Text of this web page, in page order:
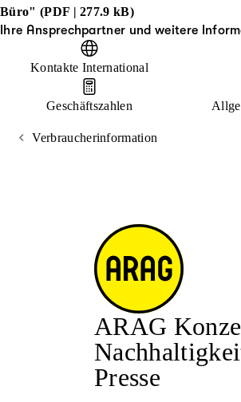
Büro" (PDF | 277.9 kB)
Ihre Ansprechpartner und weitere
Kontakte International
Geschäftszahlen
Verbraucherinformation
ARAG
Presse